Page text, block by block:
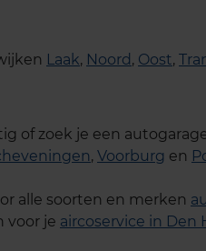
Laak, Noord , Oost,
of zoek je een
, Voorburg en
alle soorten en merken
voor je aircoservice in Den